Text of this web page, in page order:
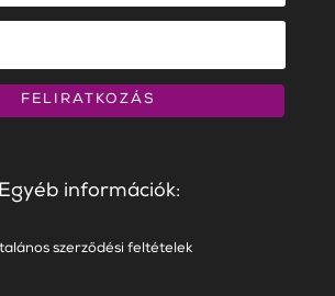
FELIRATKOZÁS
Egyéb információk:
szerződési feltételek